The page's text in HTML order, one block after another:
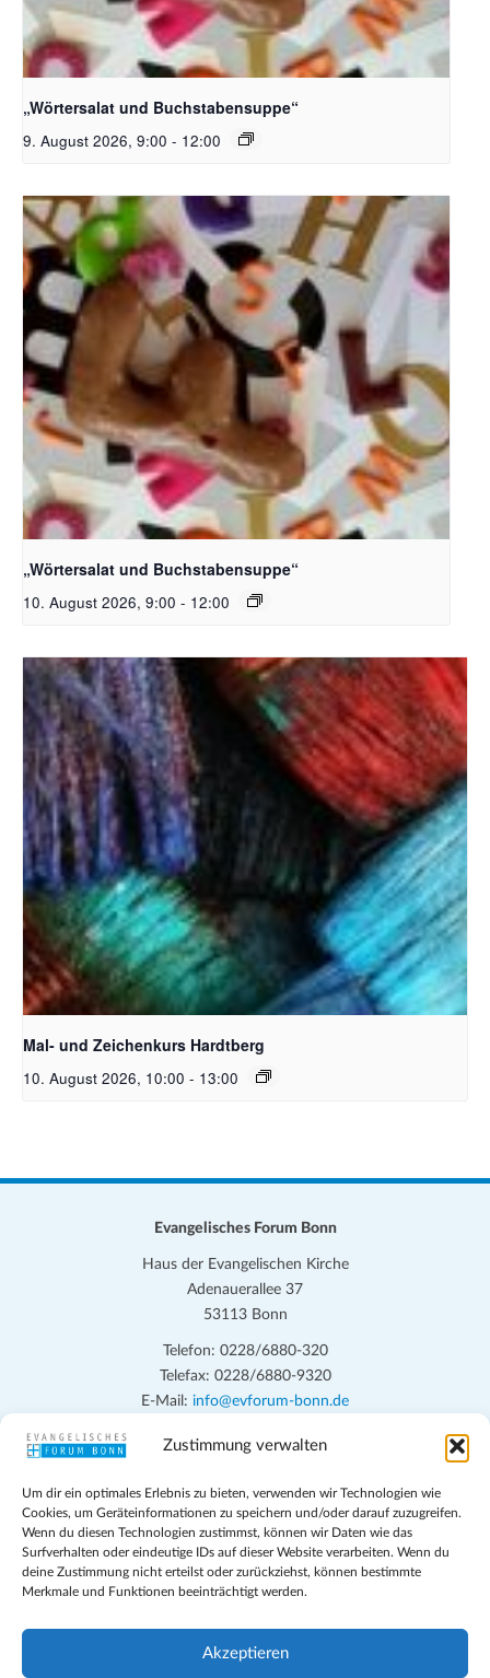
Zustimmung verwalten
Um dir ein optimales Erlebnis zu bieten, verwenden wir Technologien wie
Cookies, um Geräteinformationen zu speichern und/oder darauf zuzugreifen.
Wenn du diesen Technologien zustimmst, können wir Daten wie das
Surfverhalten oder eindeutige IDs auf dieser Website verarbeiten. Wenn du
deine Zustimmung nicht erteilst oder zurückziehst, können bestimmte
Merkmale und Funktionen beeinträchtigt werden.
Akzeptieren
Bildquelle_ Pixabay Free_Christoph Meinersmann
„Wörtersalat und Buchstabensuppe“
9. August 2026, 9:00 - 12:00
Bildquelle_ Pixabay Free_Christoph Meinersmann
„Wörtersalat und Buchstabensuppe“
10. August 2026, 9:00 - 12:00
Unsplash_RhondaK Native Florida Folk Artist
Mal- und Zeichenkurs Hardtberg
10. August 2026, 10:00 - 13:00
Evangelisches Forum Bonn
Haus der Evangelischen Kirche
Adenauerallee 37
53113 Bonn
Telefon: 0228/6880-320
Telefax: 0228/6880-9320
E-Mail: info@evforum-bonn.de
Das Evangelische Forum Bonn will in seinen zentralen
persönlichen, beruflichen, kirchlichen und öffentlichen Lebens
eingehen, zu offener Begegnung und ehrlicher Auseinandersetzung
anregen und mithelfen, aus der Verheißung des Evangeliums heraus
im individuellen und gesellschaftlichen Leben verantwortlich zu
denken, zu reden und zu handeln.
Impressum